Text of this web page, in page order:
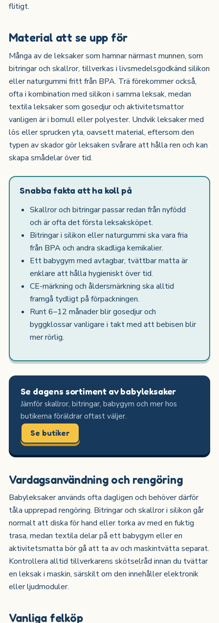
flitigt.
Material att se upp för
Många av de leksaker som hamnar närmast munnen, som
bitringar och skallror, tillverkas i livsmedelsgodkänd silikon
eller naturgummi fritt från BPA. Trä förekommer också,
ofta i kombination med silikon i samma leksak, medan
textila leksaker som gosedjur och aktivitetsmattor
vanligen är i bomull eller polyester. Undvik leksaker med
lös eller sprucken yta, oavsett material, eftersom den
typen av skador gör leksaken svårare att hålla ren och kan
skapa smådelar över tid.
Snabba fakta att ha koll på
Skallror och bitringar passar redan från nyfödd
och är ofta det första leksaksköpet.
Bitringar i silikon eller naturgummi ska vara fria
från BPA och andra skadliga kemikalier.
Ett babygym med avtagbar, tvättbar matta är
enklare att hålla hygieniskt över tid.
CE-märkning och åldersmärkning ska alltid
framgå tydligt på förpackningen.
Runt 6–12 månader blir gosedjur och
byggklossar vanligare i takt med att bebisen blir
mer rörlig.
Se dagens sortiment av babyleksaker
Jämför skallror, bitringar, babygym och mer hos
butikerna föräldrar oftast väljer.
Se butiker
Vardagsanvändning och rengöring
Babyleksaker används ofta dagligen och behöver därför
tåla upprepad rengöring. Bitringar och skallror i silikon går
normalt att diska för hand eller torka av med en fuktig
trasa, medan textila delar på ett babygym eller en
aktivitetsmatta bör gå att ta av och maskintvätta separat.
Kontrollera alltid tillverkarens skötselråd innan du tvättar
en leksak i maskin, särskilt om den innehåller elektronik
eller ljudmoduler.
Vanliga felköp